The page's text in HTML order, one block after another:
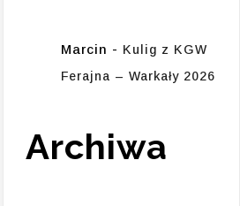
Marcin - Kulig z KGW
Ferajna – Warkały 2026
Archiwa